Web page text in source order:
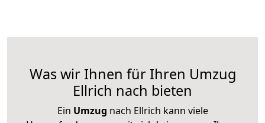
Was wir Ihnen für Ihren Umzug
Ellrich nach bieten
Ein Umzug nach Ellrich kann viele